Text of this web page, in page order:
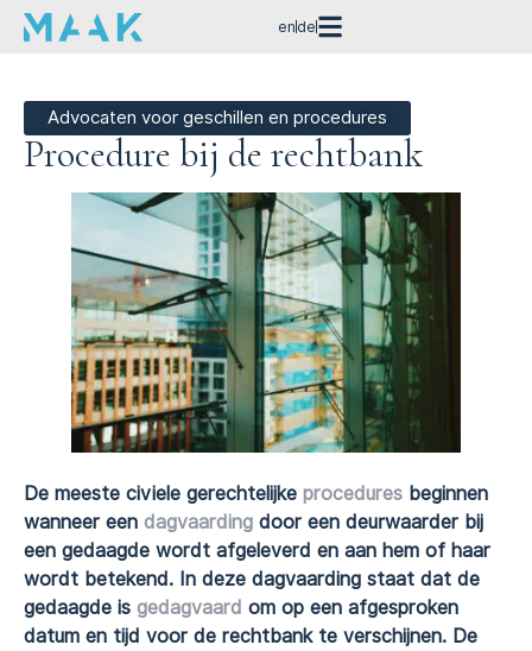
en de
Advocaten voor geschillen en procedures
Procedure bij de rechtbank
De meeste civiele gerechtelijke procedures beginnen
wanneer een dagvaarding door een deurwaarder bij
een gedaagde wordt afgeleverd en aan hem of haar
wordt betekend. In deze dagvaarding staat dat de
gedaagde is gedagvaard om op een afgesproken
datum en tijd voor de rechtbank te verschijnen. De